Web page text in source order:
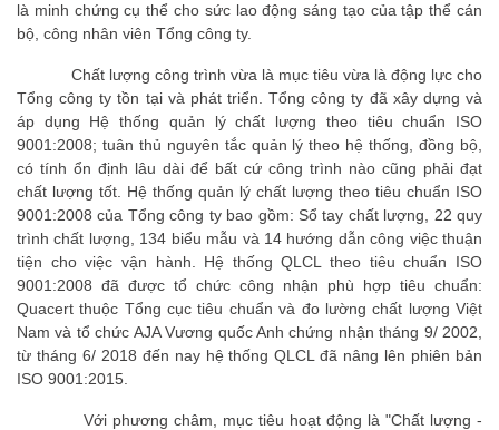
là minh chứng cụ thể cho sức lao động sáng tạo của tập thể cán
bộ, công nhân viên Tổng công ty.
Chất lượng công trình vừa là mục tiêu vừa là động lực cho
Tổng công ty tồn tại và phát triển. Tổng công ty đã xây dựng và
áp dụng Hệ thống quản lý chất lượng theo tiêu chuẩn ISO
9001:2008; tuân thủ nguyên tắc quản lý theo hệ thống, đồng bộ,
có tính ổn định lâu dài để bất cứ công trình nào cũng phải đạt
chất lượng tốt. Hệ thống quản lý chất lượng theo tiêu chuẩn ISO
9001:2008 của Tổng công ty bao gồm: Sổ tay chất lượng, 22 quy
trình chất lượng, 134 biểu mẫu và 14 hướng dẫn công việc thuận
tiện cho việc vận hành. Hệ thống QLCL theo tiêu chuẩn ISO
9001:2008 đã được tổ chức công nhận phù hợp tiêu chuẩn:
Quacert thuộc Tổng cục tiêu chuẩn và đo lường chất lượng Việt
Nam và tổ chức AJA Vương quốc Anh chứng nhận tháng 9/ 2002,
từ tháng 6/ 2018 đến nay hệ thống QLCL đã nâng lên phiên bản
ISO 9001:2015.
Với phương châm, mục tiêu hoạt động là "Chất lượng -